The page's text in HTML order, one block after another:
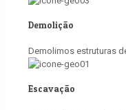
Demolição
Demolimos estruturas
Escavação